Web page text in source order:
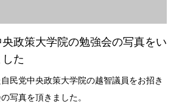
政策大学院の勉強会の写真をい
た
民党中央政策大学院の越智議員をお招き
写真を頂きました。